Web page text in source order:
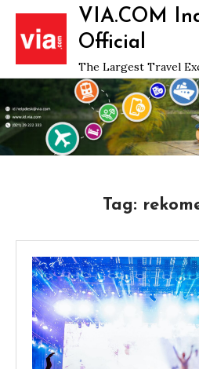
Skip
content
VIA.COM
Official
The Largest Travel
Tag: